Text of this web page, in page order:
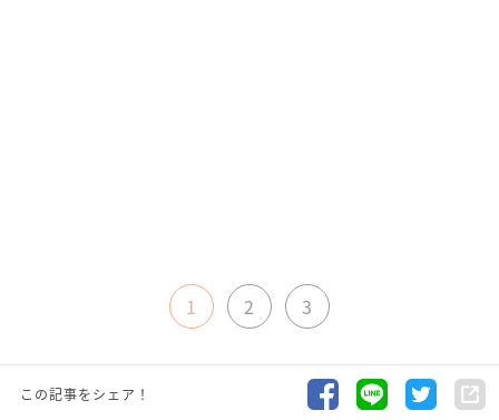
1 2 3
この記事をシェア！